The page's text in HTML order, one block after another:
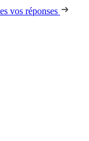
vos réponses